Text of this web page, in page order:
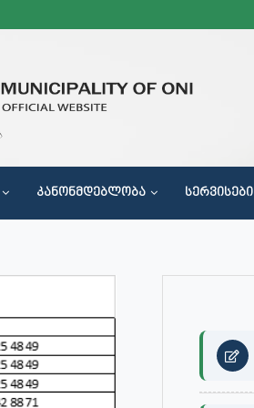
ᲙᲐᲜᲝᲜᲛᲓᲔᲑᲚᲝᲑᲐ ᲡᲔᲠᲕᲘᲡᲔᲑᲘ